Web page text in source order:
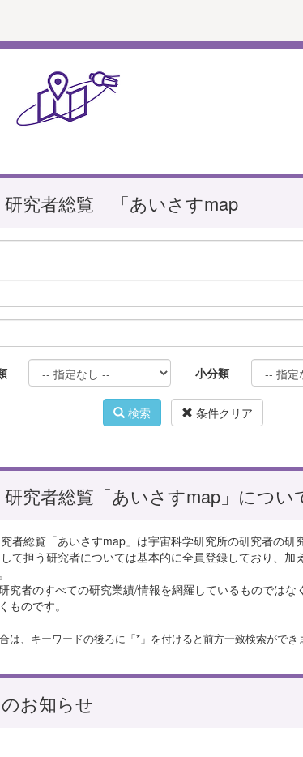
究者総覧 「あいさすmap」
小分類
検索 条件クリア
究者総覧「あいさすmap」につい
者総覧「あいさすmap」は宇宙科学研究所の研究者の研
て担う研究者については基本的に全員登録しており、加
究者のすべての研究業績/情報を網羅しているものではな
ものです。
は、キーワードの後ろに「*」を付けると前方一致検索ができ
お知らせ